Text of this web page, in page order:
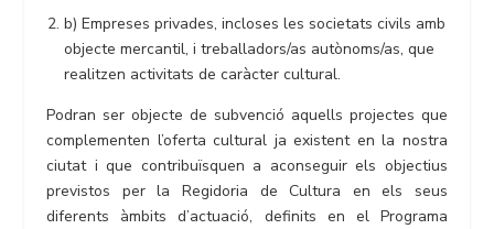
b) Empreses privades, incloses les societats civils amb
objecte mercantil, i treballadors/as autònoms/as, que
realitzen activitats de caràcter cultural.
Podran ser objecte de subvenció aquells projectes que
complementen l’oferta cultural ja existent en la nostra
ciutat i que contribuïsquen a aconseguir els objectius
previstos per la Regidoria de Cultura en els seus
diferents àmbits d’actuació, definits en el Programa